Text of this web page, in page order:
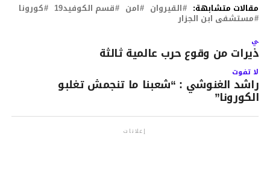
مقالات متشابهة: القيروان امن قسم الكوفيد19 كورونا
مستشفى ابن الجزار
من وقوع حرب عالمية ثالثة
لا تفوت
راشد الغنوشي : “شعبنا ما تنجمش تغلبو
الكورونا”
إعلانات